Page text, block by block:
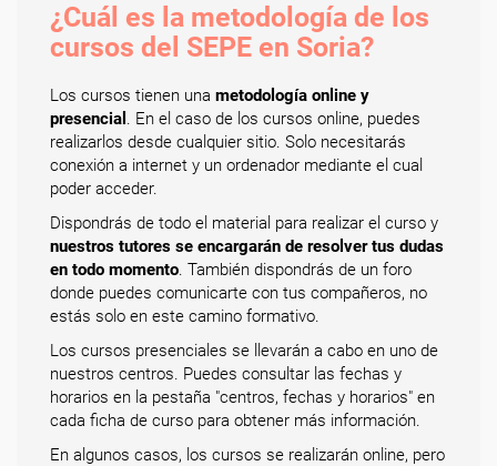
¿Cuál es la metodología de los
cursos del SEPE en Soria?
Los cursos tienen una metodología online y
presencial . En el caso de los cursos online, puedes
realizarlos desde cualquier sitio. Solo necesitarás
conexión a internet y un ordenador mediante el cual
poder acceder.
Dispondrás de todo el material para realizar el curso y
nuestros tutores se encargarán de resolver tus dudas
en todo momento. También dispondrás de un foro
donde puedes comunicarte con tus compañeros, no
estás solo en este camino formativo.
Los cursos presenciales se llevarán a cabo en uno de
nuestros centros. Puedes consultar las fechas y
horarios en la pestaña "centros, fechas y horarios" en
cada ficha de curso para obtener más información.
En algunos casos, los cursos se realizarán online, pero